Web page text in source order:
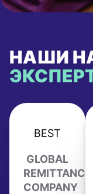
НАШИ
BEST
GLOBAL
REMITTANCE
COMPANY